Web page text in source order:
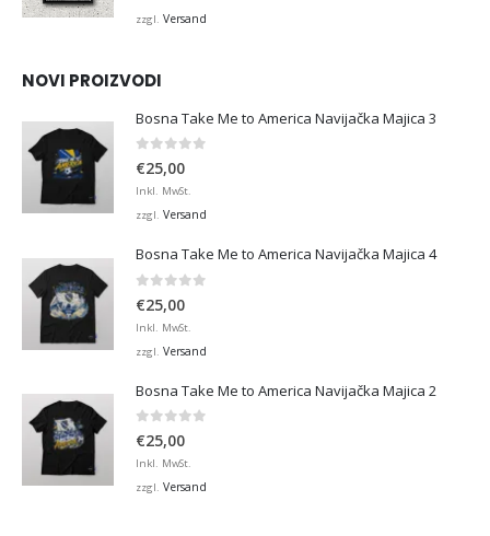
zzgl. Versand
NOVI PROIZVODI
Bosna Take Me to America Navijačka Majica 3
0 von 5
€25,00
Inkl. MwSt.
zzgl. Versand
Bosna Take Me to America Navijačka Majica 4
€25,00
Inkl. MwSt.
zzgl. Versand
Bosna Take Me to America Navijačka Majica 2
0 von 5
€25,00
Inkl. MwSt.
zzgl. Versand